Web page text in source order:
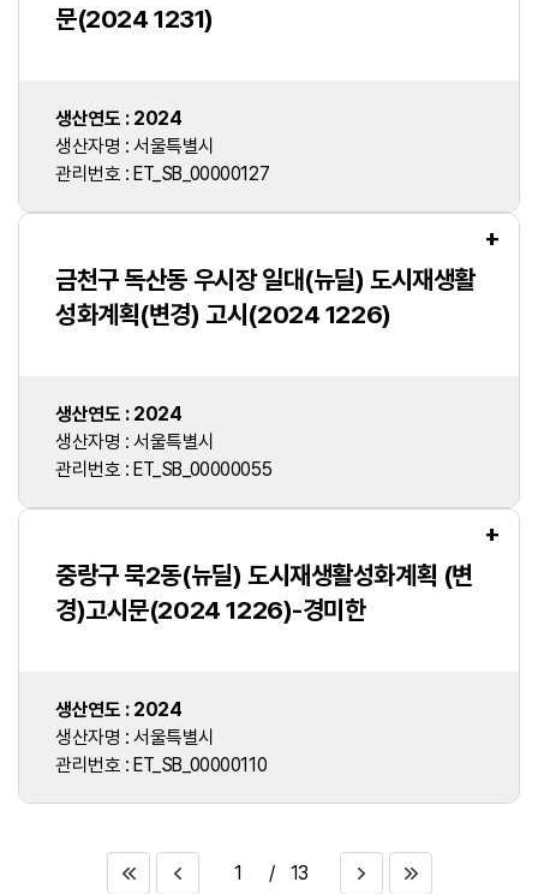
문(2024 1231)
생산연도 : 2024
생산자명 : 서울특별시
관리번호 : ET_SB_00000127
+
금천구 독산동 우시장 일대(뉴딜) 도시재생활
성화계획(변경) 고시(2024 1226)
생산연도 : 2024
생산자명 : 서울특별시
관리번호 : ET_SB_00000055
+
중랑구 묵2동(뉴딜) 도시재생활성화계획 (변
경)고시문(2024 1226)-경미한
생산연도 : 2024
생산자명 : 서울특별시
관리번호 : ET_SB_00000110
1 / 13